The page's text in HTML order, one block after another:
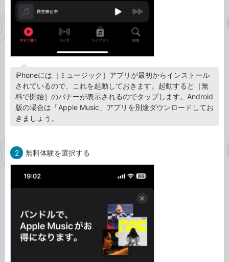
iPhoneには［ミュージック］アプリが最初からインストール
されているので、これを起動しておきます。起動すると［無
料で開始］のバナーが表示されるのでタップします。Android
版の場合は「Apple Music」アプリを別途ダウンロードしてお
きましょう。
2 無料体験を選択する